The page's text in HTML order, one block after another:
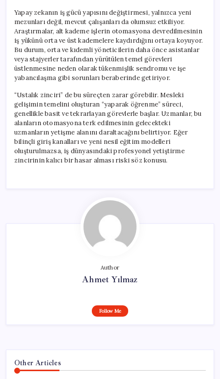
Yapay zekanın iş gücü yapısını değiştirmesi, yalnızca yeni
mezunları değil, mevcut çalışanları da olumsuz etkiliyor.
Araştırmalar, alt kademe işlerin otomasyona devredilmesinin
iş yükünü orta ve üst kademelere kaydırdığını ortaya koyuyor.
Bu durum, orta ve kıdemli yöneticilerin daha önce asistanlar
veya stajyerler tarafından yürütülen temel görevleri
üstlenmesine neden olarak tükenmişlik sendromu ve işe
yabancılaşma gibi sorunları beraberinde getiriyor.
“Ustalık zinciri” de bu süreçten zarar görebilir. Mesleki
gelişimin temelini oluşturan “yaparak öğrenme” süreci,
genellikle basit ve tekrarlayan görevlerle başlar. Uzmanlar, bu
alanların otomasyona terk edilmesinin gelecekteki
uzmanların yetişme alanını daraltacağını belirtiyor. Eğer
bilinçli giriş kanalları ve yeni nesil eğitim modelleri
oluşturulmazsa, iş dünyasındaki profesyonel yetiştirme
zincirinin kalıcı bir hasar alması riski söz konusu.
Author
Ahmet Yılmaz
Follow Me
Other Articles